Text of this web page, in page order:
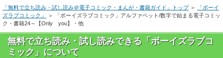
「無料で立ち読み・試し読み＠電子コミック・まんが・書籍ガイド」トップ＞
「ボーイ
ズラブコミック」
＞ 「ボーイズラブコミック」アルファベット/数字で始まる電子コミッ
ク・書籍24～【Only you】・他
無料で立ち読み・試し読みできる「ボーイズラブコ
ミック」について